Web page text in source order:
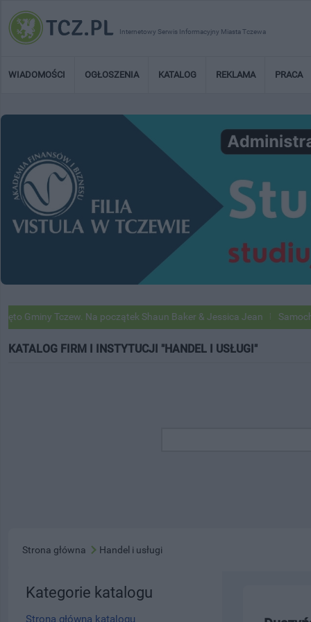
Internetowy Serwis Informacyjny Miasta Tczewa
WIADOMOŚCI OGŁOSZENIA KATALOG REKLAMA PRACA
Tczew. Na początek Shaun Baker & Jessica Jean Samochody
KATALOG FIRM I INSTYTUCJI "HANDEL I USŁUGI"
Strona główna Handel i usługi
Kategorie katalogu
Strona główna katalogu